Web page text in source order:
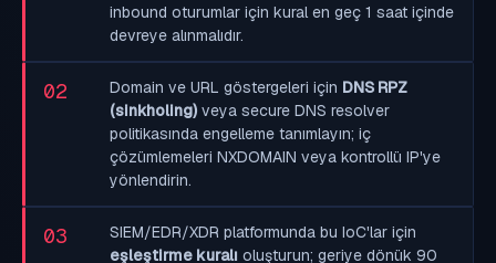
inbound oturumlar için kural en geç 1 saat içinde
devreye alınmalıdır.
02 Domain ve URL göstergeleri için DNS RPZ
(sinkholing) veya secure DNS resolver
politikasında engelleme tanımlayın; iç
çözümlemeleri NXDOMAIN veya kontrollü IP'ye
yönlendirin.
03
SIEM/EDR/XDR platformunda bu IoC'lar için
eşleştirme kuralı oluşturun; geriye dönük 90